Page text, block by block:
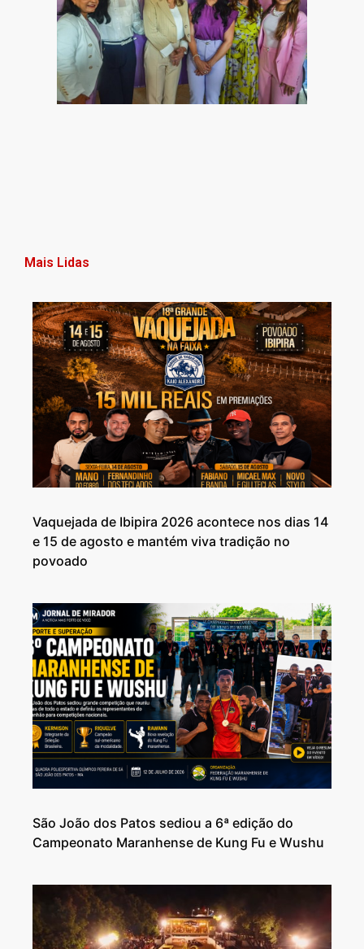
Mais Lidas
Vaquejada de Ibipira 2026 acontece nos dias 14
e 15 de agosto e mantém viva tradição no
povoado
São João dos Patos sediou a 6ª edição do
Campeonato Maranhense de Kung Fu e Wushu